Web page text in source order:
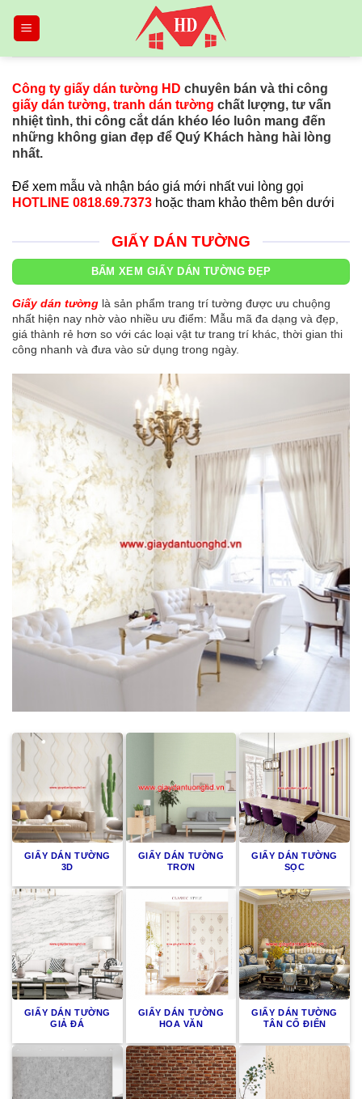
Công ty giấy dán tường HD chuyên bán và thi công
giấy dán tường, tranh dán tường chất lượng, tư vấn
nhiệt tình, thi công cắt dán khéo léo luôn mang đến
những không gian đẹp để Quý Khách hàng hài lòng
nhất.
Để xem mẫu và nhận báo giá mới nhất vui lòng gọi
HOTLINE 0818.69.7373 hoặc tham khảo thêm bên dưới
GIẤY DÁN TƯỜNG
BẤM XEM GIẤY DÁN TƯỜNG ĐẸP
Giấy dán tường là sản phẩm trang trí tường được ưu chuộng
nhất hiện nay nhờ vào nhiều ưu điểm: Mẫu mã đa dạng và đẹp,
giá thành rẻ hơn so với các loại vật tư trang trí khác, thời gian thi
công nhanh và đưa vào sử dụng trong ngày.
GIẤY DÁN TƯỜNG
3D
GIẤY DÁN TƯỜNG
TRƠN
GIẤY DÁN TƯỜNG
SỌC
GIẤY DÁN TƯỜNG
GIẢ ĐÁ
GIẤY DÁN TƯỜNG
HOA VĂN
GIẤY DÁN TƯỜNG
TÂN CỔ ĐIỂN